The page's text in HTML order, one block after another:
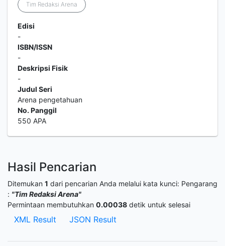
Tim Redaksi Arena
Edisi
-
ISBN/ISSN
-
Deskripsi Fisik
-
Judul Seri
Arena pengetahuan
No. Panggil
550 APA
Hasil Pencarian
Ditemukan 1 dari pencarian Anda melalui kata kunci: Pengarang
: "Tim Redaksi Arena"
Permintaan membutuhkan 0.00038 detik untuk selesai
XML Result JSON Result